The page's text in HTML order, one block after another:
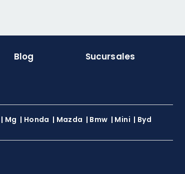
Blog Sucursales
| Mg | Honda | Mazda | Bmw | Mini | Byd